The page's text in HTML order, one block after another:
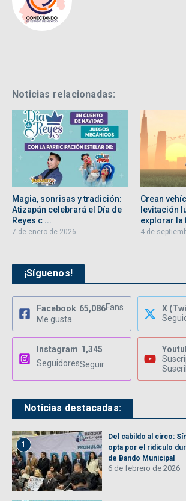
Noticias relacionadas:
Magia, sonrisas y tradición:
Atizapán celebrará el Día de
Reyes c ...
7 de enero de 2026
Crean
levitación
explorar la
4 de
¡Síguenos!
Facebook 65,086Fans
Me gusta
X
Instagram 1,345
SeguidoresSeguir
Noticias destacadas:
1
Del cabildo al circo:
opta por el ridículo
de Bando Municipal
6 de febrero de 2026